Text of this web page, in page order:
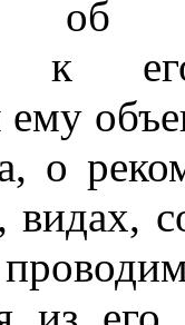
об
к
о
видах,